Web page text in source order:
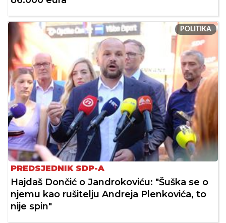
POLITIKA
PREDSJEDNIK SDP-A
Hajdaš Dončić o Jandrokoviću: "Šuška se o
njemu kao rušitelju Andreja Plenkovića, to
nije spin"